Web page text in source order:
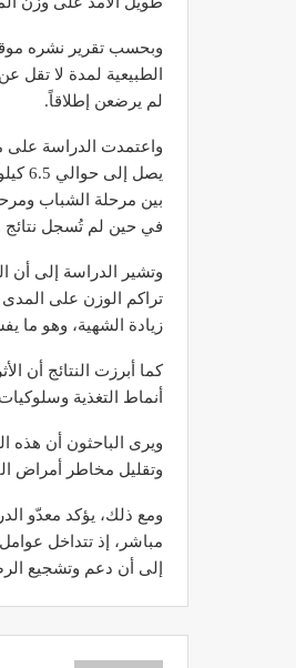
الطبيعية لمدة لا تقل
لم يرضعن إطلاقاً.
يصل
في حين لم تُسجل نتائج
وتشير الدراسة إلى أن
تراكم الوزن على المدى
زيادة الشهية، وهو ما
أنماط التغذية
ويرى الباحثون أن هذه
وتقليل مخاطر أمراض
ومع ذلك، يؤكد معدّو
مباشر، إذ تتداخل
إلى أن دعم وتشجيع